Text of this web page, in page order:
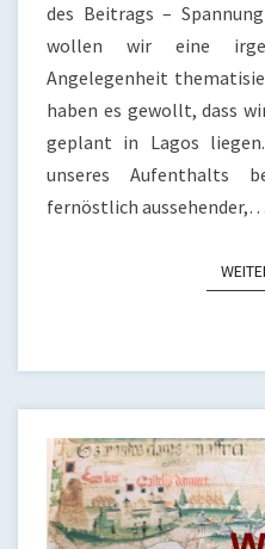
des Beitrags –
wollen wir eine
Angelegenheit
haben es gewollt, dass
geplant in Lagos
unseres Aufenthalts
fernöstlich aussehender,…